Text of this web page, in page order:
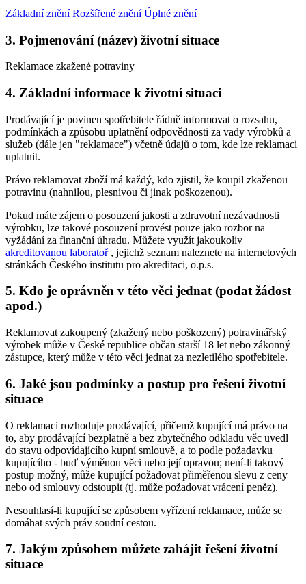
Základní znění Rozšířené znění Úplné znění
3. Pojmenování (název) životní situace
Reklamace zkažené potraviny
4. Základní informace k životní situaci
Prodávající je povinen spotřebitele řádně informovat o rozsahu,
podmínkách a způsobu uplatnění odpovědnosti za vady výrobků a
služeb (dále jen "reklamace") včetně údajů o tom, kde lze reklamaci
uplatnit.
Právo reklamovat zboží má každý, kdo zjistil, že koupil zkaženou
potravinu (nahnilou, plesnivou či jinak poškozenou).
Pokud máte zájem o posouzení jakosti a zdravotní nezávadnosti
výrobku, lze takové posouzení provést pouze jako rozbor na
vyžádání za finanční úhradu. Můžete využít jakoukoliv
akreditovanou laboratoř, jejichž seznam naleznete na internetových
stránkách Českého institutu pro akreditaci, o.p.s.
5. Kdo je oprávněn v této věci jednat (podat žádost
apod.)
Reklamovat zakoupený (zkažený nebo poškozený) potravinářský
výrobek může v České republice občan starší 18 let nebo zákonný
zástupce, který může v této věci jednat za nezletilého spotřebitele.
6. Jaké jsou podmínky a postup pro řešení životní
situace
O reklamaci rozhoduje prodávající, přičemž kupující má právo na
to, aby prodávající bezplatně a bez zbytečného odkladu věc uvedl
do stavu odpovídajícího kupní smlouvě, a to podle požadavku
kupujícího - buď výměnou věci nebo její opravou; není-li takový
postup možný, může kupující požadovat přiměřenou slevu z ceny
nebo od smlouvy odstoupit (tj. může požadovat vrácení peněz).
Nesouhlasí-li kupující se způsobem vyřízení reklamace, může se
domáhat svých práv soudní cestou.
7. Jakým způsobem můžete zahájit řešení životní
situace